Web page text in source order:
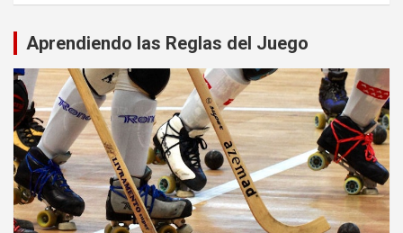
Aprendiendo las Reglas del Juego